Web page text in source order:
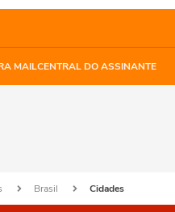
MAILCENTRAL DO ASSINANTE
Brasil Cidades